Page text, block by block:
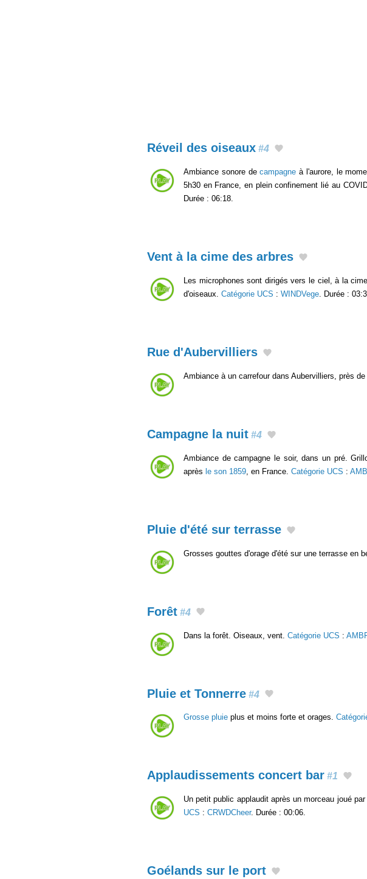
Réveil des oiseaux #4
Ambiance sonore decampagne à l'aurore, le
5h30 en France, en plein confinement lié au
Durée : 06:18.
Vent à la cime des arbres
Les microphones sont dirigés vers le ciel, à la
d'oiseaux. Catégorie UCS : WINDVege. Durée :
Rue d'Aubervilliers
Ambiance à un carrefour dans Aubervilliers, près de
Campagne la nuit #4
Ambiance de campagne le soir, dans un pré.
après le son 1859 , en France. Catégorie UCS :
Pluie d'été sur terrasse
Grosses gouttes d'orage d'été sur une terrasse en
Forêt #4
Dans la forêt. Oiseaux, vent. Catégorie UCS :
Pluie et Tonnerre #4
Grosse pluie plus et moins forte et orages.
Applaudissements concert bar #1
Un petit public applaudit après un morceau joué
UCS : CRWDCheer. Durée : 00:06.
Goélands sur le port